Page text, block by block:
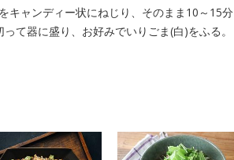
キャンディー状にねじり、そのまま10～15分
て器に盛り、お好みでいりごま(白)をふる。